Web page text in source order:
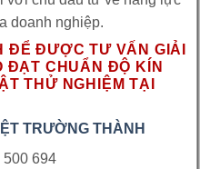
doanh nghiệp.
ĐỂ ĐƯỢC TƯ VẤN GIẢI
ĐẠT CHUẨN ĐỘ KÍN
THỬ NGHIỆM TẠI
TRƯỜNG THÀNH
500 694